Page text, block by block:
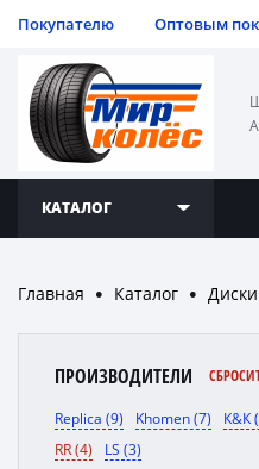
Покупателю Оптовым
КАТАЛОГ
Главная ● Каталог ● Диски
ПРОИЗВОДИТЕЛИ
Replica (9) Khomen (7)
К&К
RR (4)
LS (3)